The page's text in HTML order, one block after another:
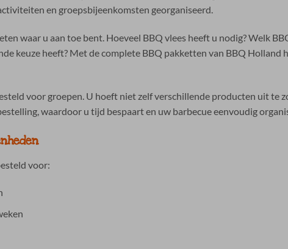
en groepsbijeenkomsten georganiseerd.
waar u aan toe bent. Hoeveel BBQ vlees heeft u nodig? Welk
keuze heeft? Met de complete BBQ pakketten van BBQ Holland
voor groepen. U hoeft niet zelf verschillende producten uit te
waardoor u tijd bespaart en uw barbecue eenvoudig
voor: